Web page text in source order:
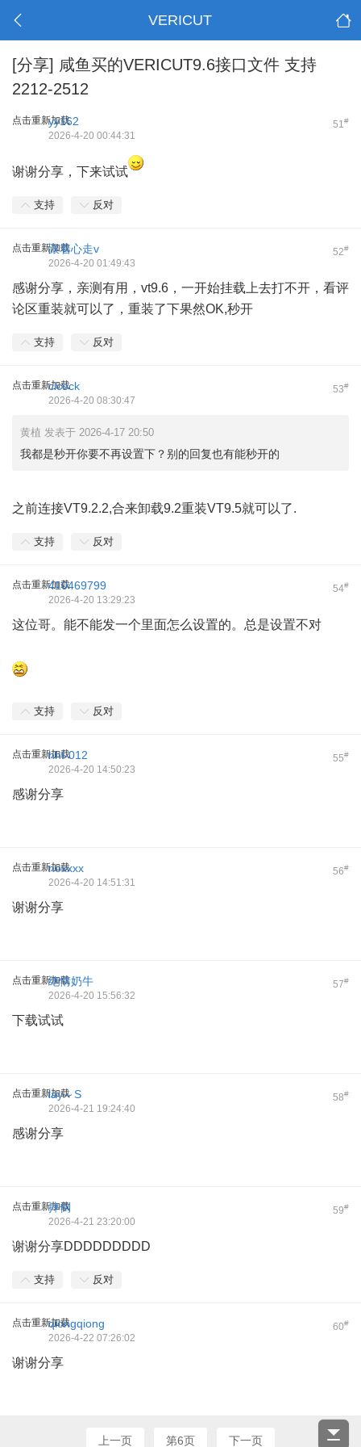
VERICUT
[分享] 咸鱼买的VERICUT9.6接口文件 支持
2212-2512
点击重新加载 51#
yy162
2026-4-20 00:44:31
谢谢分享，下来试试
支持 反对
点击重新加载 52#
跟着心走v
2026-4-20 01:49:43
感谢分享，亲测有用，vt9.6，一开始挂载上去打不开，看评
论区重装就可以了，重装了下果然OK,秒开
支持 反对
点击重新加载 53#
cicock
2026-4-20 08:30:47
黄植 发表于 2026-4-17 20:50
我都是秒开你要不再设置下？别的回复也有能秒开的
之前连接VT9.2.2,合来卸载9.2重装VT9.5就可以了.
支持 反对
点击重新加载 54#
410469799
2026-4-20 13:29:23
这位哥。能不能发一个里面怎么设置的。总是设置不对
支持 反对
点击重新加载 55#
hhf-012
2026-4-20 14:50:23
感谢分享
点击重新加载 56#
noxxxx
2026-4-20 14:51:31
谢谢分享
点击重新加载 57#
绝情奶牛
2026-4-20 15:56:32
下载试试
点击重新加载 58#
lay～S
2026-4-21 19:24:40
感谢分享
点击重新加载 59#
摔倒
2026-4-21 23:20:00
谢谢分享DDDDDDDDD
支持 反对
点击重新加载 60#
qiongqiong
2026-4-22 07:26:02
谢谢分享
上一页 第6页 下一页